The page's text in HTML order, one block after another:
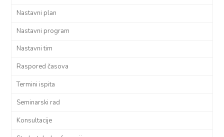
Nastavni plan
Nastavni program
Nastavni tim
Raspored časova
Termini ispita
Seminarski rad
Konsultacije